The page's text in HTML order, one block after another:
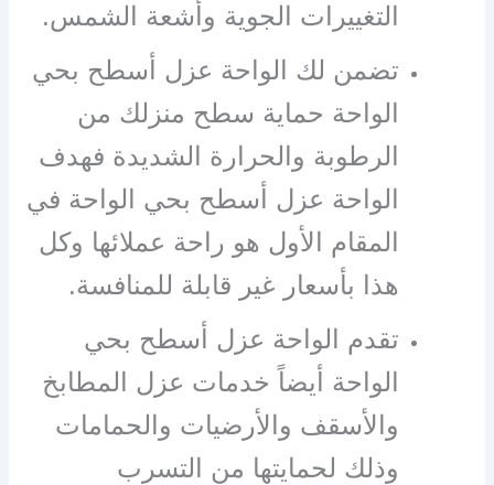
التغييرات الجوية وأشعة الشمس.
تضمن لك الواحة عزل أسطح بحي
الواحة حماية سطح منزلك من
الرطوبة والحرارة الشديدة فهدف
الواحة عزل أسطح بحي الواحة في
المقام الأول هو راحة عملائها وكل
هذا بأسعار غير قابلة للمنافسة.
تقدم الواحة عزل أسطح بحي
الواحة أيضاً خدمات عزل المطابخ
والأسقف والأرضيات والحمامات
وذلك لحمايتها من التسرب